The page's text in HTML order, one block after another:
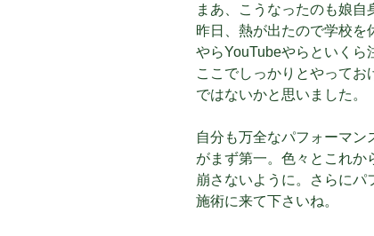
まあ、こうなったのも娘自
昨日、熱が出たので学校を
やらYouTubeやらといくら
ここでしっかりとやって
ではないかと思いました。
自分も万全なパフォーマン
がまず第一。色々とこれか
崩さないように。さらにパ
施術に来て下さいね。